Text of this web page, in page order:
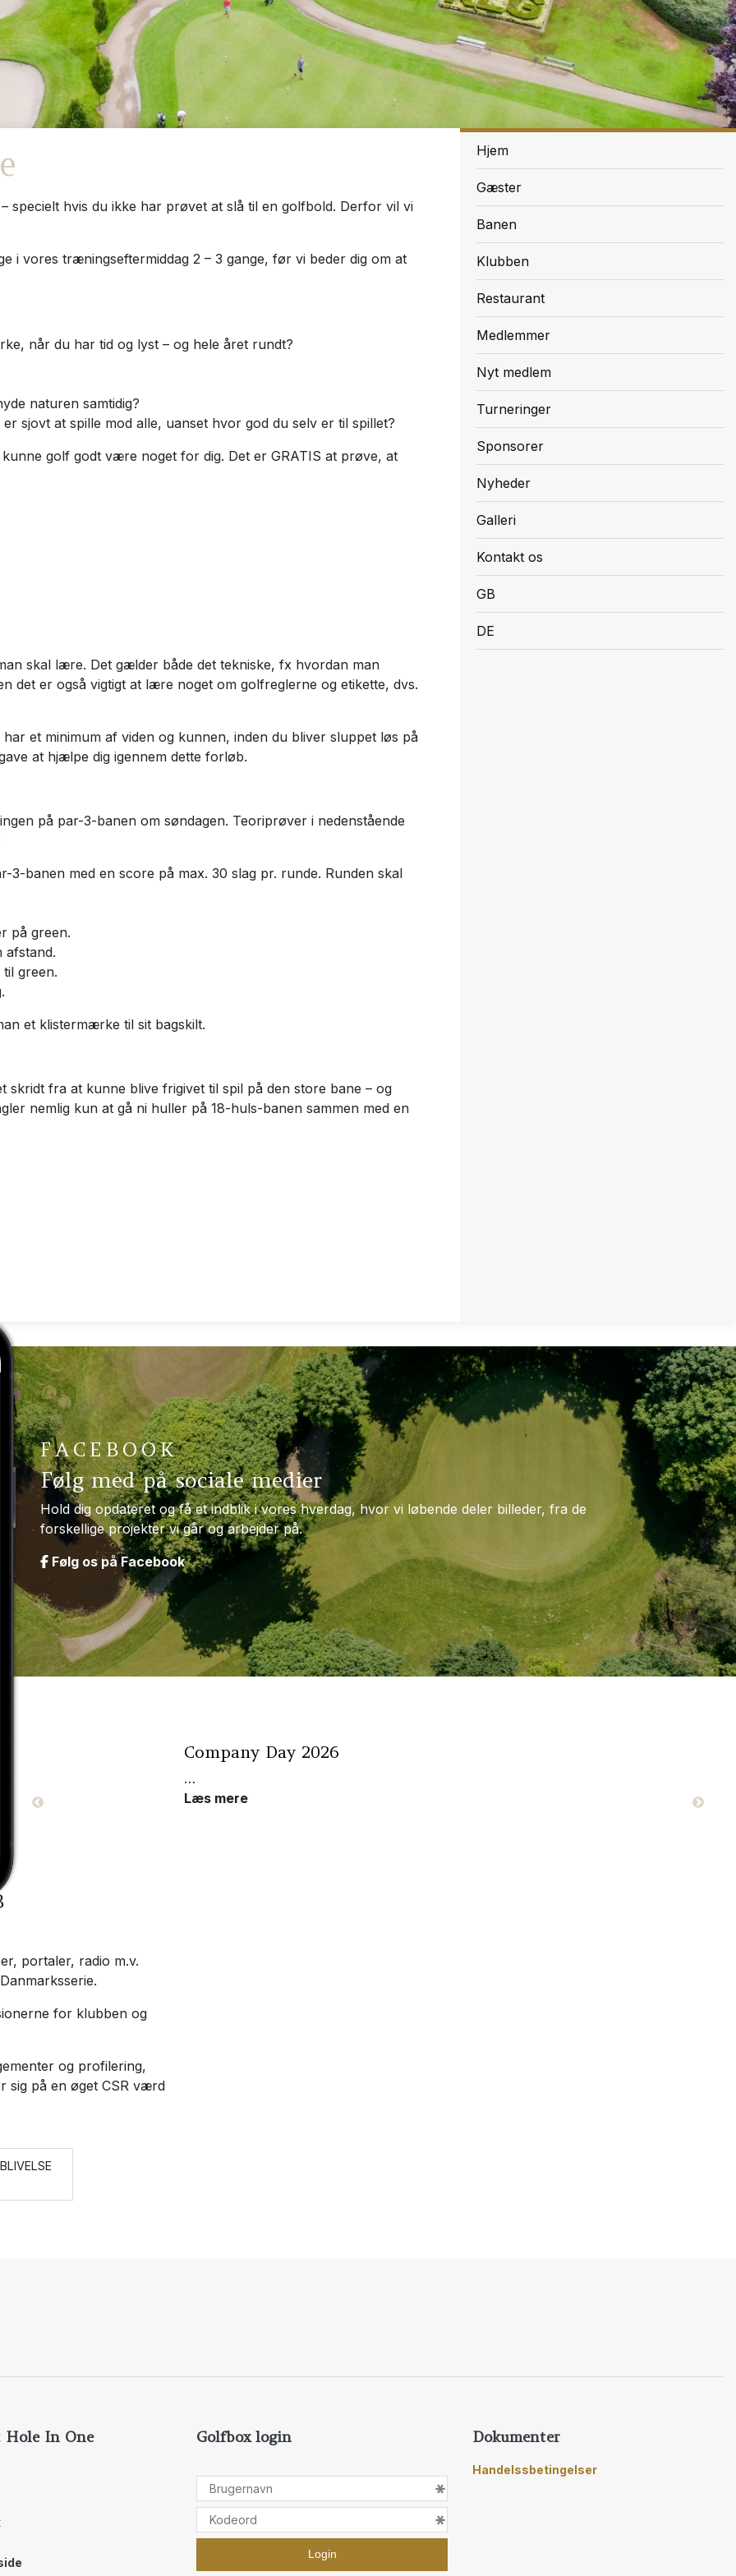
hvis du ikke har prøvet at slå til en golfbold. Derfor vil vi
i vores træningseftermiddag 2 – 3 gange, før vi beder dig om at
når du har tid og lyst – og hele året rundt?
naturen samtidig?
sjovt at spille mod alle, uanset hvor god du selv er til spillet?
golf godt være noget for dig. Det er GRATIS at prøve, at
skal lære. Det gælder både det tekniske, fx hvordan man
det er også vigtigt at lære noget om golfreglerne og etikette, dvs.
et minimum af viden og kunnen, inden du bliver sluppet løs på
at hjælpe dig igennem dette forløb.
på par-3-banen om søndagen. Teoriprøver i nedenstående
banen med en score på max. 30 slag pr. runde. Runden skal
på green.
afstand.
green.
et klistermærke til sit bagskilt.
fra at kunne blive frigivet til spil på den store bane – og
nemlig kun at gå ni huller på 18-huls-banen sammen med en
Menu
Hjem
Gæster
Banen
Klubben
Restaurant
Medlemmer
Nyt medlem
Turneringer
Sponsorer
Nyheder
Galleri
Kontakt os
GB
DE
FACEBOOK
Følg med på sociale medier
Hold dig opdateret og få et indblik i vores hverdag, hvor vi løbende deler billeder, fra de
forskellige projekter vi går og arbejder på.
Følg os på Facebook
Company Day 2026
…
Læs mere
portaler, radio m.v.
for klubben og
og profilering,
sig på en øget CSR værd
Hole In One Golfbox login Dokumenter
Handelssbetingelser